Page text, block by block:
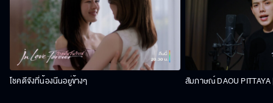
โชคดีจังที่น้องนีนอยู่ข้างๆ สัมภาษณ์ DAOU PITTAYA